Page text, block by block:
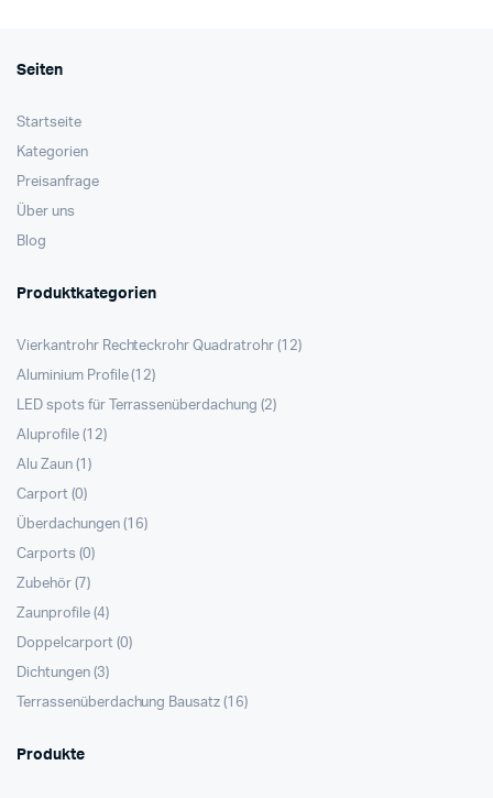
Seiten
Startseite
Kategorien
Preisanfrage
Über uns
Blog
Produktkategorien
Vierkantrohr Rechteckrohr Quadratrohr (12)
Aluminium Profile (12)
LED spots für Terrassenüberdachung (2)
Aluprofile (12)
Alu Zaun (1)
Carport (0)
Überdachungen (16)
Carports (0)
Zubehör (7)
Zaunprofile (4)
Doppelcarport (0)
Dichtungen (3)
Terrassenüberdachung Bausatz (16)
Produkte